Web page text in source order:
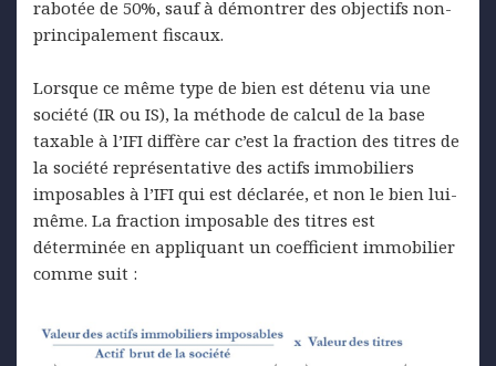
rabotée de 50%, sauf à démontrer des objectifs non-
principalement fiscaux.
Lorsque ce même type de bien est détenu via une
société (IR ou IS), la méthode de calcul de la base
taxable à l’IFI diffère car c’est la fraction des titres de
la société représentative des actifs immobiliers
imposables à l’IFI qui est déclarée, et non le bien lui-
même. La fraction imposable des titres est
déterminée en appliquant un coefficient immobilier
comme suit :